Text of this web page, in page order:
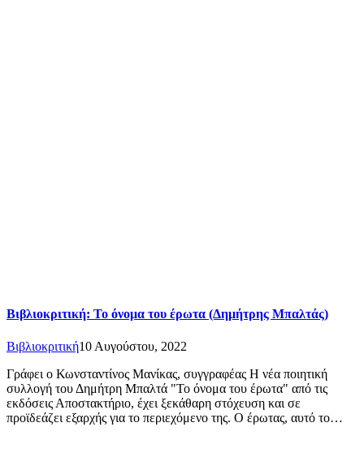
Βιβλιοκριτική: Το όνομα του έρωτα (Δημήτρης Μπαλτάς)
Βιβλιοκριτική10 Αυγούστου, 2022
Γράφει ο Κωνσταντίνος Μανίκας, συγγραφέας Η νέα ποιητική
συλλογή του Δημήτρη Μπαλτά "Το όνομα του έρωτα" από τις
εκδόσεις Αποστακτήριο, έχει ξεκάθαρη στόχευση και σε
προϊδεάζει εξαρχής για το περιεχόμενο της. Ο έρωτας, αυτό το…